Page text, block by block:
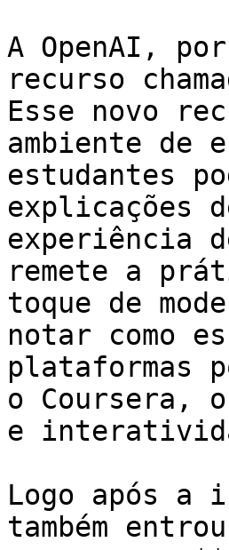
A OpenAI,
recurso
Esse novo
ambiente de
estudantes
explicações
experiência
remete a
toque de
notar como
plataformas
o Coursera,
e
Logo após a
também